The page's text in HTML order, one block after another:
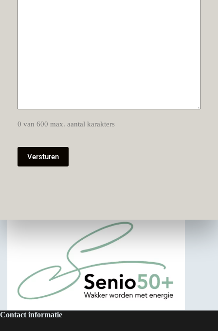
0 van 600 max. aantal karakters
Contact informatie